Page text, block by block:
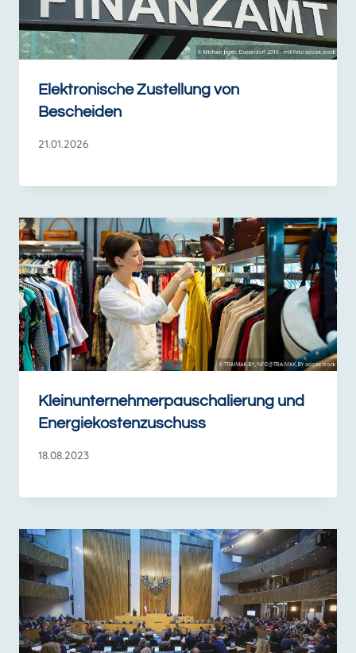
Elektronische Zustellung von
Bescheiden
21.01.2026
Kleinunternehmerpauschalierung und
Energiekostenzuschuss
18.08.2023